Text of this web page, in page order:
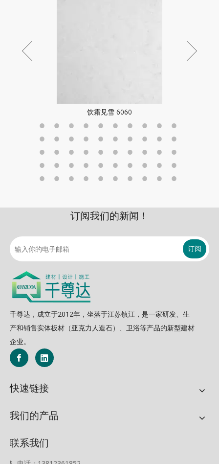
饮霜见雪 6060
订阅我们的新闻！
订阅
千尊达，成立于2012年，坐落于江苏镇江，是一家研发、生
产和销售实体板材（亚克力人造石）、卫浴等产品的新型建材
企业。
快速链接
我们的产品
联系我们